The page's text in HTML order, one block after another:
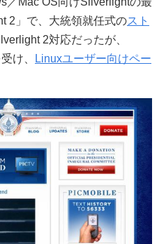
2」で、大統領就任式のスト
2対応だったが、
け、
Linuxユーザー向けペー